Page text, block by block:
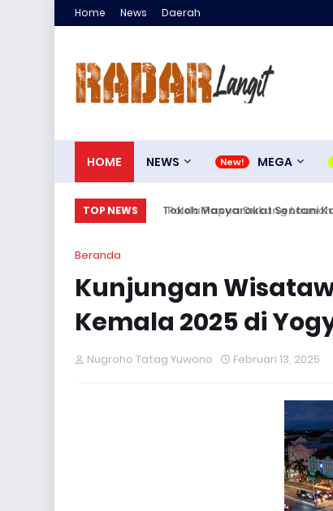
Home News Daerah
HOME NEWS MEGA
TOP NEWS Tokoh Masyarakat Sentani
Beranda
Kunjungan
Kemala 2025 di
Nugroho Tatag Yuwono Februari 13, 2025